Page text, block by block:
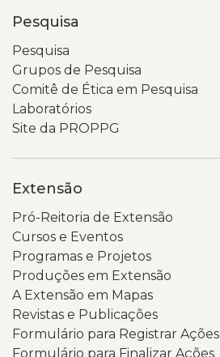
ler
o
título
“Consulta
Popular
2026”
visualizar
dois
em
destaque
nas
cores
preta
e
amarela,
o
logotipo
da
Uergs
e
um
de
navegação.
banner
em
tons
de
verde
destaca
o
Pesquisa
Pesquisa
Grupos de Pesquisa
Comitê de Ética em Pesquisa
Laboratórios
Site da PROPPG
Extensão
Pró-Reitoria de Extensão
Cursos e Eventos
Programas e Projetos
Produções em Extensão
A Extensão em Mapas
Revistas e Publicações
Formulário para Registrar Ações
Formulário para Finalizar Ações